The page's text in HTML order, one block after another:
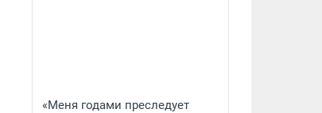
«Меня годами преследует